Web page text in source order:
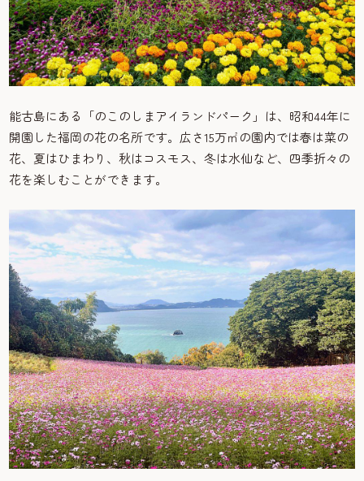
能古島にある「のこのしまアイランドパーク」は、昭和44年に
開園した福岡の花の名所です。広さ15万㎡の園内では春は菜の
花、夏はひまわり、秋はコスモス、冬は水仙など、四季折々の
花を楽しむことができます。